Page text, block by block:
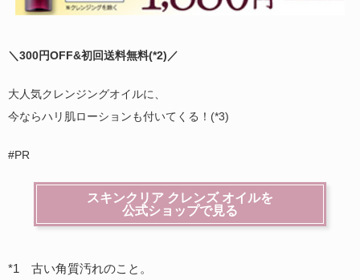
＼300円OFF&初回送料無料(*2) ／
大人気クレンジングオイルに、
今ならハリ肌ローションも付いてくる！(*3)
#PR
スキンクリア クレンズ オイルを
公式ショップで見る
*1 古い角質汚れのこと。